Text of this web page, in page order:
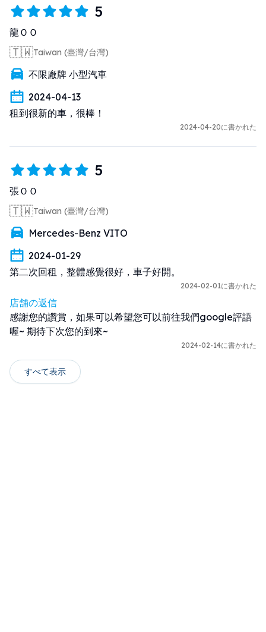
5
龍ＯＯ
🇹🇼Taiwan (臺灣/台灣)
不限廠牌 小型汽車
2024-04-13
租到很新的車，很棒！
2024-04-20に書かれた
5
張ＯＯ
🇹🇼Taiwan (臺灣/台灣)
Mercedes-Benz VITO
2024-01-29
第二次回租，整體感覺很好，車子好開。
2024-02-01に書かれた
店舗の返信
感謝您的讚賞，如果可以希望您可以前往我們google評語
喔~ 期待下次您的到來~
2024-02-14に書かれた
すべて表示